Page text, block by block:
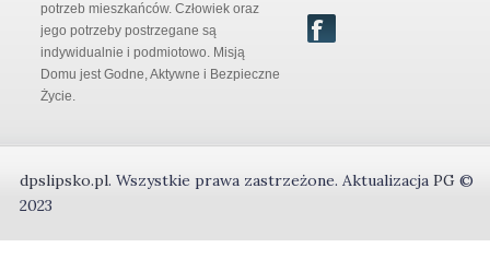
potrzeb mieszkańców. Człowiek oraz
jego potrzeby postrzegane są
indywidualnie i podmiotowo. Misją
Domu jest Godne, Aktywne i Bezpieczne
Życie.
dpslipsko.pl. Wszystkie prawa zastrzeżone. Aktualizacja PG ©
2023